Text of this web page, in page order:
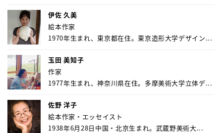
伊佐 久美
絵本作家
1970年生まれ、東京都在住。東京造形大学デザイン...
玉田 美知子
作家
1977年生まれ、神奈川県在住。多摩美術大学立体デ...
佐野 洋子
絵本作家・エッセイスト
1938年6月28日中国・北京生まれ。武蔵野美術大...